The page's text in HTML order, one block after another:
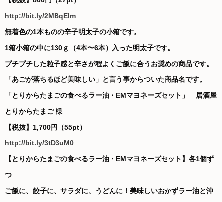
http://bit.ly/2MBqElm
無着色の1本ものの辛子明太子の小箱です。
1箱小箱の中に130ｇ（4本〜6本）入った明太子です。
プチプチした粒子感と辛さが程よくご飯に合うお奨めの商品です。
「あごが落ちるほど美味しい」と言う事からついた商品名です。
「とりからたまごの食べるラー油・EMマヨネーズセット」 居酒屋
とりからたまご 様
【税抜】1,700円（55pt）
http://bit.ly/3tD3uM0
【とりからたまごの食べるラー油・EMマヨネーズセット】各1個ず
つ
ご飯に、餃子に、サラダに、うどんに！美味しいおかずラー油と沖